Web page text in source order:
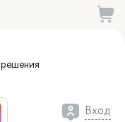
решения
Вход